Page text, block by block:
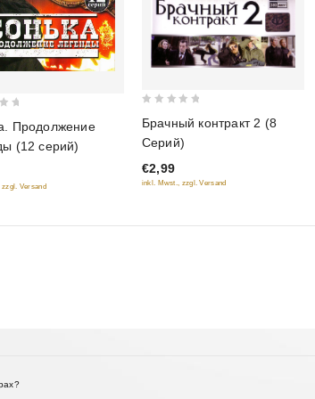
Продолжение
(12 серий)
Versand
out
of
5
Брачный контракт 2 (8
Серий)
€2,99
inkl. Mwst., zzgl. Versand